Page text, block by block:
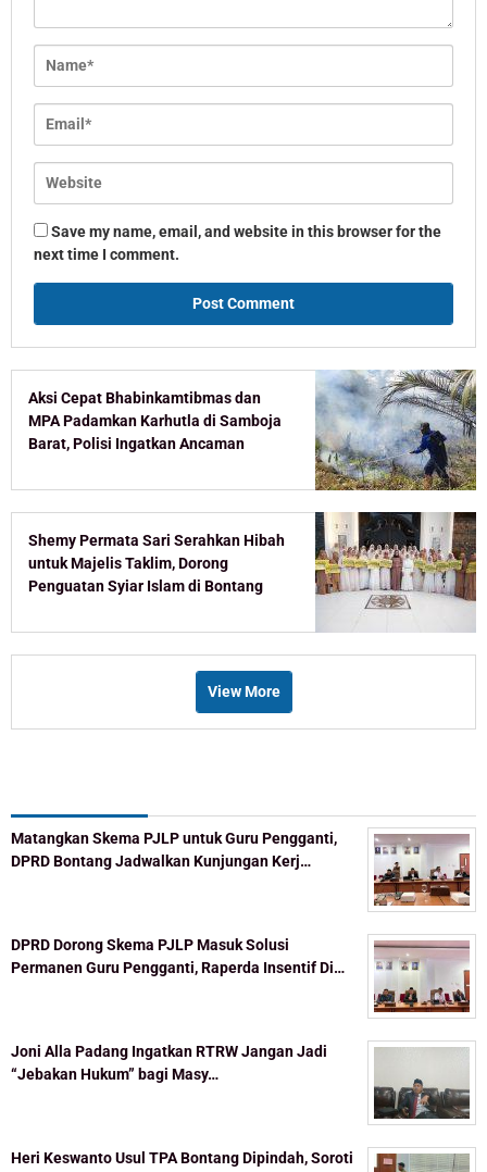
Save my name, email, and website in this browser for the
next time I comment.
Aksi Cepat Bhabinkamtibmas dan
MPA Padamkan Karhutla di Samboja
Barat, Polisi Ingatkan Ancaman
Shemy Permata Sari Serahkan Hibah
untuk Majelis Taklim, Dorong
Penguatan Syiar Islam di Bontang
View More
Matangkan Skema PJLP untuk Guru Pengganti,
DPRD Bontang Jadwalkan Kunjungan Kerj…
DPRD Dorong Skema PJLP Masuk Solusi
Permanen Guru Pengganti, Raperda Insentif Di…
Joni Alla Padang Ingatkan RTRW Jangan Jadi
“Jebakan Hukum” bagi Masy…
Heri Keswanto Usul TPA Bontang Dipindah, Soroti